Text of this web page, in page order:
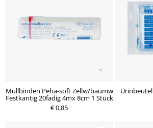
Mullbinden Peha-soft Zellw/baumw
Festkantig 20fadig 4mx 8cm 1 Stück
€ 0,85